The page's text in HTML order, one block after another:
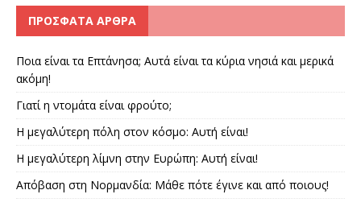
ΠΡΌΣΦΑΤΑ ΆΡΘΡΑ
Ποια είναι τα Επτάνησα; Αυτά είναι τα κύρια νησιά και μερικά
ακόμη!
Γιατί η ντομάτα είναι φρούτο;
Η μεγαλύτερη πόλη στον κόσμο: Αυτή είναι!
Η μεγαλύτερη λίμνη στην Ευρώπη: Αυτή είναι!
Απόβαση στη Νορμανδία: Μάθε πότε έγινε και από ποιους!